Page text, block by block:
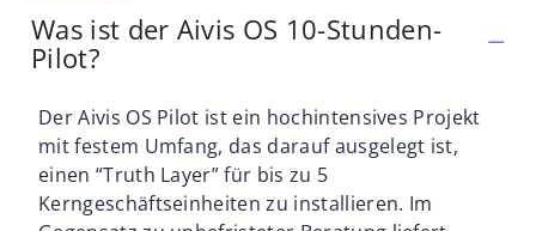
Was ist der Aivis OS 10-Stunden-
Pilot?
Der Aivis OS Pilot ist ein hochintensives Projekt
mit festem Umfang, das darauf ausgelegt ist,
einen “Truth Layer” für bis zu 5
Kerngeschäftseinheiten zu installieren. Im